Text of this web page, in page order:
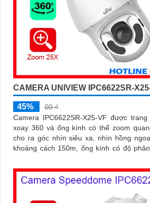
CAMERA UNIVIEW IPC6622SR-
45%
00 ₫
Camera IPC6622SR-X25-VF được
xoay 360 và ống kính có thể zoom
cho ra góc nhìn siêu xa, nhìn hồng
khoảng cách 150m, ống kính có độ phân